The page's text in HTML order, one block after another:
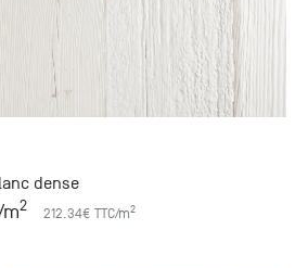
dense
2 212.34€ TTC/m2